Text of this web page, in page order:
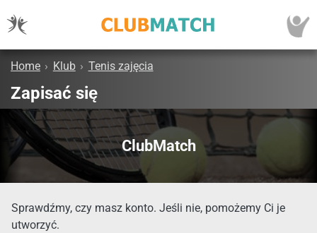
Home › Klub › Tenis zajęcia
Zapisać się
ClubMatch
Sprawdźmy, czy masz konto. Jeśli nie, pomożemy Ci je
utworzyć.